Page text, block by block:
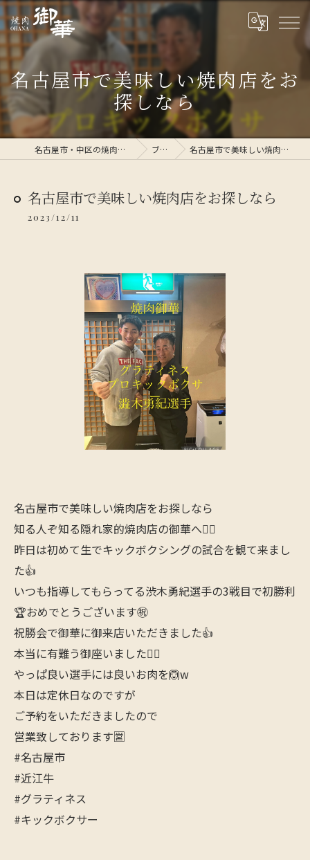
名古屋市で美味しい焼肉店をお
探しなら
名古屋市・中区の焼肉なら焼肉 御華 ブログ 名古屋市で美味しい焼肉店をお探しなら
名古屋市で美味しい焼肉店をお探しなら
2023/12/11
名古屋市で美味しい焼肉店をお探しなら
知る人ぞ知る隠れ家的焼肉店の御華へ🙋‍♂️
昨日は初めて生でキックボクシングの試合を観て来まし
た👍
いつも指導してもらってる渋木勇紀選手の3戦目で初勝利
🏆おめでとうございます㊗️
祝勝会で御華に御来店いただきました👍
本当に有難う御座いました🙇‍♂️
やっぱ良い選手には良いお肉を🙆w
本日は定休日なのですが
ご予約をいただきましたので
営業致しております🈺
#名古屋市
#近江牛
#グラティネス
#キックボクサー